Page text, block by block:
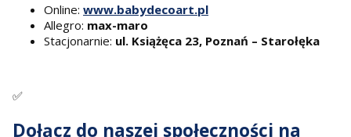
Online: www.babydecoart.pl
Allegro: max-maro
Stacjonarnie: ul. Książęca 23, Poznań – Starołęka
✅
Dołącz do naszej społeczności na